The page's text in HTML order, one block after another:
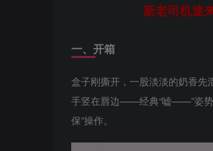
新老司机速
一、开箱
盒子刚撕开，一股淡淡的奶香先
手竖在唇边——经典“嘘——”姿势
保”操作。